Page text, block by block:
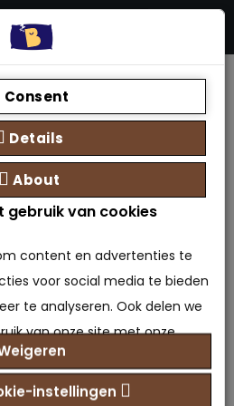
Zoeken
Consent
Details
About
gebruik van cookies
content en advertenties te
voor social media te bieden
te analyseren. Ook delen we
van onze site met onze
adverteren en analyse. Deze
combineren met
instellingen